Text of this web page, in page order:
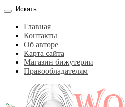
Главная
Контакты
Об авторе
Карта сайта
Магазин бижутерии
Правообладателям